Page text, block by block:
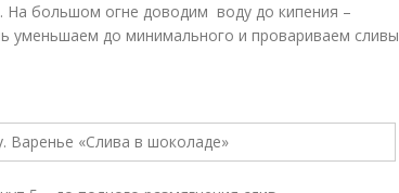
На большом огне доводим воду до кипения –
уменьшаем до минимального и провариваем сливы